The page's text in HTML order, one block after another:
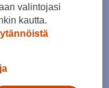
valintojasi
kautta.